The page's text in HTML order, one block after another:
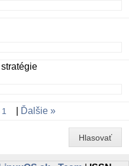
1 Ďalšie
Hlasovať